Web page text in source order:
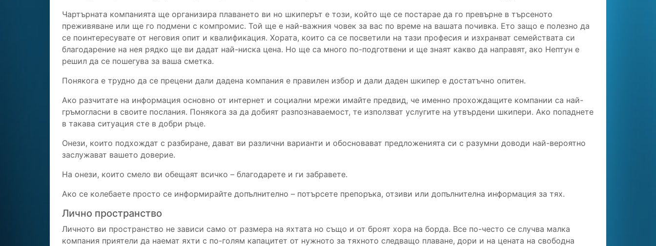
Чартърната компанията ще организира плаването ви но шкиперът е този, който ще се постарае да го превърне в търсеното
преживяване или ще го подмени с компромис. Той ще е най-важния човек за вас по време на вашата почивка. Ето защо е полезно да
се поинтересувате от неговия опит и квалификация. Хората, които са се посветили на тази професия и изхранват семействата си
благодарение на нея рядко ще ви дадат най-ниска цена. Но ще са много по-подготвени и ще знаят какво да направят, ако Нептун е
решил да се пошегува за ваша сметка.
Понякога е трудно да се прецени дали дадена компания е правилен избор и дали даден шкипер е достатъчно опитен.
Ако разчитате на информация основно от интернет и социални мрежи имайте предвид, че именно прохождащите компании са най-
гръмогласни в своите послания. Понякога за да добият разпознаваемост, те използват услугите на утвърдени шкипери. Ако попаднете
в такава ситуация сте в добри ръце.
Онези, които подхождат с разбиране, дават ви различни варианти и обосновават предложенията си с разумни доводи най-вероятно
заслужават вашето доверие.
На онези, които смело ви обещаят всичко – благодарете и ги забравете.
Ако се колебаете просто се информирайте допълнително – потърсете препоръка, отзиви или допълнителна информация за тях.
Лично пространство
Личното ви пространство не зависи само от размера на яхтата но също и от броят хора на борда. Все по-често се случва малка
компания приятели да наемат яхти с по-голям капацитет от нужното за тяхното следващо плаване, дори и на цената на свободна